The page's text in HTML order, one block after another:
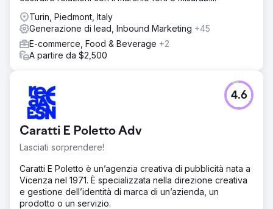
Turin, Piedmont, Italy
Generazione di lead, Inbound Marketing +45
E-commerce, Food & Beverage +2
A partire da $2,500
Caratti E Poletto Adv
Lasciati sorprendere!
4.6
Caratti E Poletto è un’agenzia creativa di pubblicità nata a
Vicenza nel 1971. È specializzata nella direzione creativa
e gestione dell’identità di marca di un’azienda, un
prodotto o un servizio.